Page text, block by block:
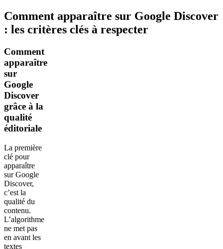
Comment apparaître sur Google Discover
: les critères clés à respecter
Comment
apparaître
sur
Google
Discover
grâce à la
qualité
éditoriale
La première
clé pour
apparaître
sur Google
Discover,
c’est la
qualité du
contenu.
L’algorithme
ne met pas
en avant les
textes